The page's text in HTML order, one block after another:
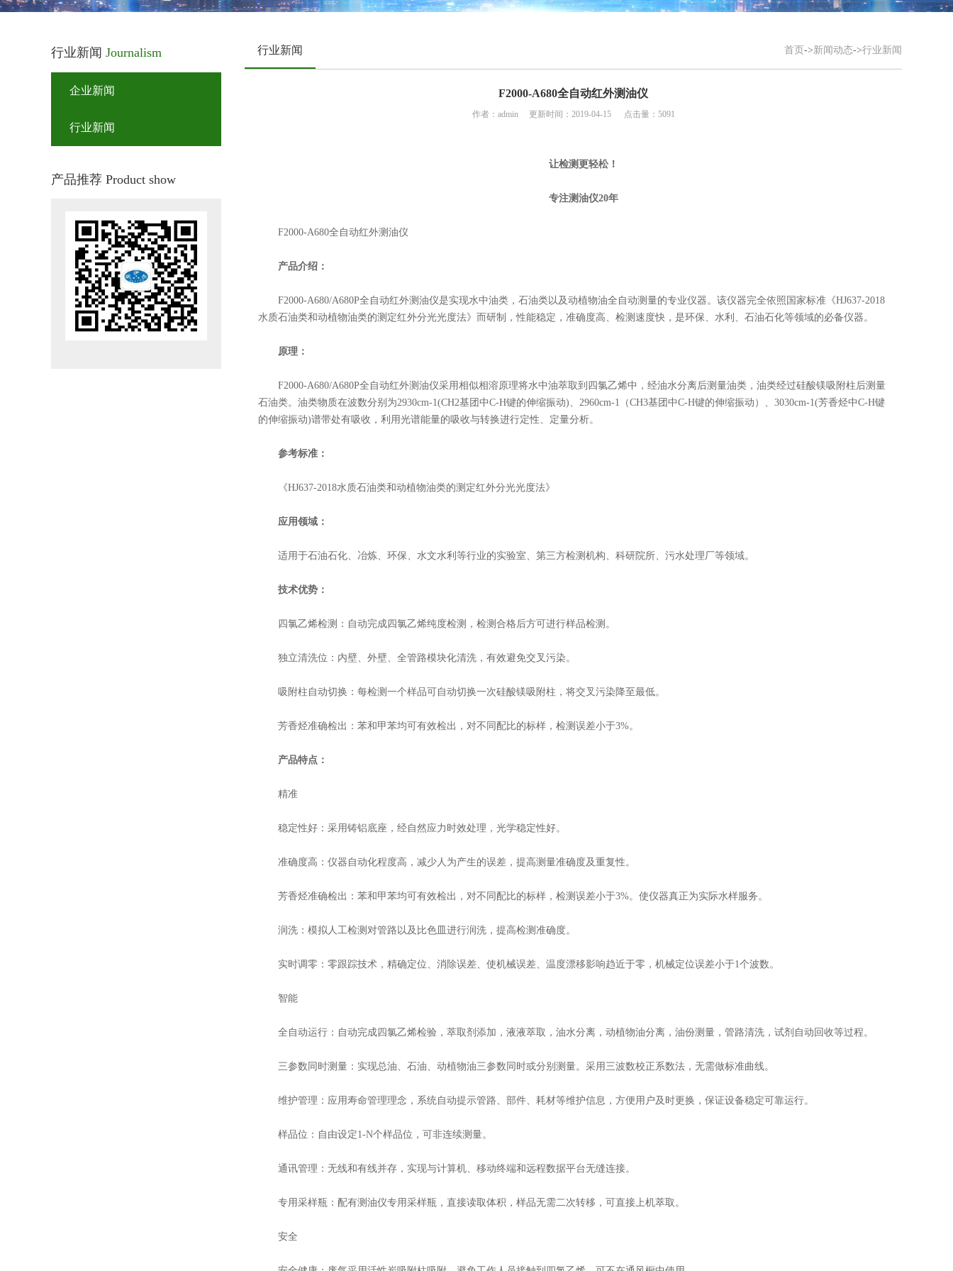
行业新闻 Journalism
企业新闻
行业新闻
产品推荐 Product show
行业新闻 首页 ->新闻动态->行业新闻
F2000-A680全自动红外测油仪
作者：admin 更新时间：2019-04-15 点击量：5091
让检测更轻松！
专注测油仪20年
F2000-A680全自动红外测油仪
产品介绍：
F2000-A680/A680P全自动红外测油仪是实现水中油类，石油类以及动植物油全自动测量的专业仪器。该仪器完全依照国家标准《HJ637-2018
水质石油类和动植物油类的测定红外分光光度法》而研制，性能稳定，准确度高、检测速度快，是环保、水利、石油石化等领域的必备仪器。
原理：
F2000-A680/A680P全自动红外测油仪采用相似相溶原理将水中油萃取到四氯乙烯中，经油水分离后测量油类，油类经过硅酸镁吸附柱后测量
石油类。油类物质在波数分别为2930cm-1(CH2基团中C-H键的伸缩振动)、2960cm-1（CH3基团中C-H键的伸缩振动）、3030cm-1(芳香烃中C-H键
的伸缩振动)谱带处有吸收，利用光谱能量的吸收与转换进行定性、定量分析。
参考标准：
《HJ637-2018水质石油类和动植物油类的测定红外分光光度法》
应用领域：
适用于石油石化、冶炼、环保、水文水利等行业的实验室、第三方检测机构、科研院所、污水处理厂等领域。
技术优势：
四氯乙烯检测：自动完成四氯乙烯纯度检测，检测合格后方可进行样品检测。
独立清洗位：内壁、外壁、全管路模块化清洗，有效避免交叉污染。
吸附柱自动切换：每检测一个样品可自动切换一次硅酸镁吸附柱，将交叉污染降至最低。
芳香烃准确检出：苯和甲苯均可有效检出，对不同配比的标样，检测误差小于3%。
产品特点：
精准
稳定性好：采用铸铝底座，经自然应力时效处理，光学稳定性好。
准确度高：仪器自动化程度高，减少人为产生的误差，提高测量准确度及重复性。
芳香烃准确检出：苯和甲苯均可有效检出，对不同配比的标样，检测误差小于3%。使仪器真正为实际水样服务。
润洗：模拟人工检测对管路以及比色皿进行润洗，提高检测准确度。
实时调零：零跟踪技术，精确定位、消除误差、使机械误差、温度漂移影响趋近于零，机械定位误差小于1个波数。
智能
全自动运行：自动完成四氯乙烯检验，萃取剂添加，液液萃取，油水分离，动植物油分离，油份测量，管路清洗，试剂自动回收等过程。
三参数同时测量：实现总油、石油、动植物油三参数同时或分别测量。采用三波数校正系数法，无需做标准曲线。
维护管理：应用寿命管理理念，系统自动提示管路、部件、耗材等维护信息，方便用户及时更换，保证设备稳定可靠运行。
样品位：自由设定1-N个样品位，可非连续测量。
通讯管理：无线和有线并存，实现与计算机、移动终端和远程数据平台无缝连接。
专用采样瓶：配有测油仪专用采样瓶，直接读取体积，样品无需二次转移，可直接上机萃取。
安全